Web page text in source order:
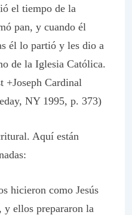
el tiempo de la
pan, y cuando él
él lo partió y les dio a
de la Iglesia Católica.
+Joseph Cardinal
NY 1995, p. 373)
Aquí están
hicieron como Jesús
y ellos prepararon la